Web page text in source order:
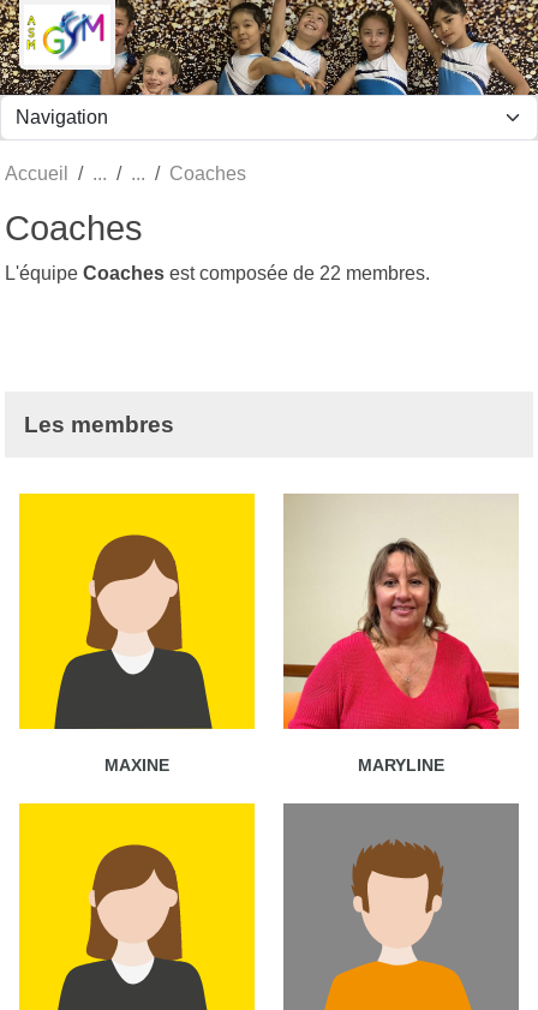
Accueil Coaches
Coaches
L'équipe Coaches est composée de 22 membres.
Les membres
MAXINE MARYLINE
Panneau de gestion des cookies